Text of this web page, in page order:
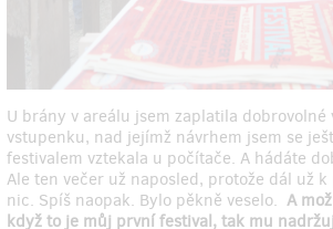
U brány v areálu jsem zaplatila dobrovolné
vstupenku, nad jejímž návrhem jsem se
festivalem vztekala u počítače. A hádáte
Ale ten večer už naposled, protože dál už
nic. Spíš naopak. Bylo pěkně veselo. A
když to je můj první festival, tak mu